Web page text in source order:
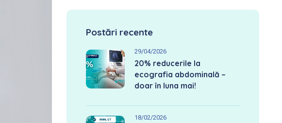
Postări recente
29/04/2026
20% reducerile la
ecografia abdominală –
doar în luna mai!
18/02/2026